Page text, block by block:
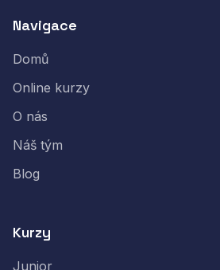
Navigace
Domů
Online kurzy
O nás
Náš tým
Blog
Kurzy
Junior